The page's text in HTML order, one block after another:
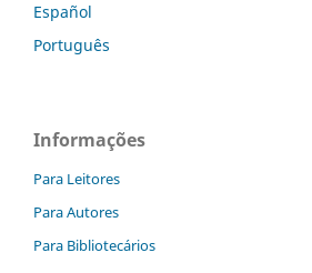
Español
Português
Informações
Para Leitores
Para Autores
Para Bibliotecários